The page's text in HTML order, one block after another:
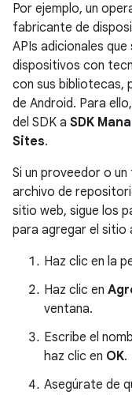
Por ejemplo, un
fabricante de
APIs adicionales
dispositivos con
con sus bibliotecas,
de Android. Para
del SDK a SDK
Sites.
Si un proveedor o
archivo de
sitio web, sigue los
para agregar el sitio
Haz clic en la
Haz clic en
ventana.
Escribe el
haz clic en OK.
Asegúrate de